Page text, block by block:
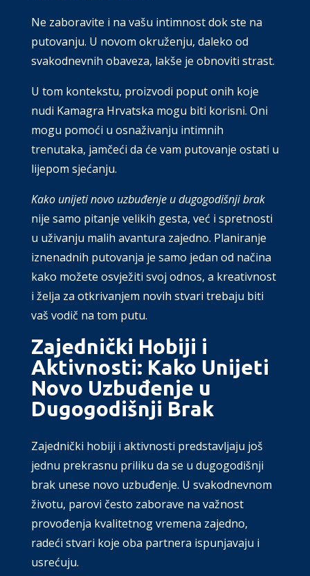
Ne zaboravite i na vašu intimnost dok ste na
putovanju. U novom okruženju, daleko od
svakodnevnih obaveza, lakše je obnoviti strast.
U tom kontekstu, proizvodi poput onih koje
nudi Kamagra Hrvatska mogu biti korisni. Oni
mogu pomoći u osnaživanju intimnih
trenutaka, jamčeći da će vam putovanje ostati u
lijepom sjećanju.
Kako unijeti novo uzbuđenje u dugogodišnji brak
nije samo pitanje velikih gesta, već i spretnosti
u uživanju malih avantura zajedno. Planiranje
iznenadnih putovanja je samo jedan od načina
kako možete osvježiti svoj odnos, a kreativnost
i želja za otkrivanjem novih stvari trebaju biti
vaš vodič na tom putu.
Zajednički Hobiji i
Aktivnosti: Kako Unijeti
Novo Uzbuđenje u
Dugogodišnji Brak
Zajednički hobiji i aktivnosti predstavljaju još
jednu prekrasnu priliku da se u dugogodišnji
brak unese novo uzbuđenje. U svakodnevnom
životu, parovi često zaborave na važnost
provođenja kvalitetnog vremena zajedno,
radeći stvari koje oba partnera ispunjavaju i
usrećuju.